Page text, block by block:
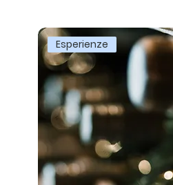
Esperienze